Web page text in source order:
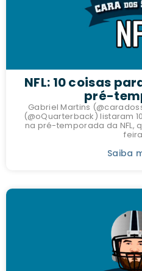
NFL: 10 coisas
pré-
Gabriel Martins
(@oQuarterback) listaram
na pré-temporada da NFL,
Saiba